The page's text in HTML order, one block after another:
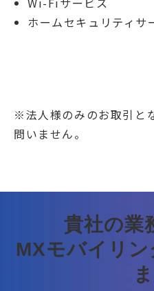
ホームセキュリティサ
※法人様のみのお取引と
問いません。
貴社の業
MXモバイリ